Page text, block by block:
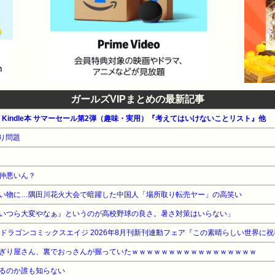
ガールズVIPまとめの最新記事
本 サマーセール第2弾（趣味・実用）『考えてはいけないことリスト』他
問題
悪いん？
物に…隅田川花火大会で暗躍した中国人「場所取り転売ヤー」の高笑い
つら大変やなぁ』というのが高校野球の良さ。暑さ対策はいらない」
ラゴンコミックスエイジ 2026年8月刊新刊連動フェア『この素晴らしい世界に
り屋さん、裏でおっさんが握っていたｗｗｗｗｗｗｗｗｗｗｗｗｗｗｗｗｗ
のか誰も知らない